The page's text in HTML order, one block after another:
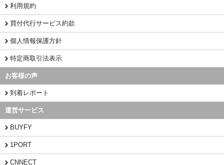
利用規約
買付代行サービス約款
個人情報保護方針
特定商取引法表示
お客様の声
到着レポート
運営サービス
BUYFY
1PORT
CNNECT